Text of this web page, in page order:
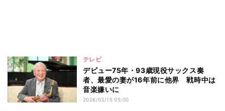
テレビ
デビュー75年・93歳現役サックス奏
者、最愛の妻が16年前に他界 戦時中は
音楽嫌いに
2026/03/15 05:00